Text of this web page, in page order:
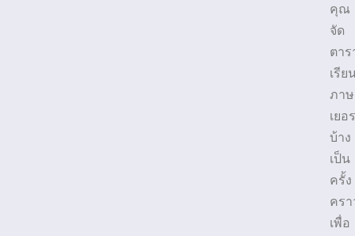
คุณ
จัด
ตาร
เรีย
ภา
เยอ
บ้าง
เป็น
ครั้ง
ครา
เพื่อ